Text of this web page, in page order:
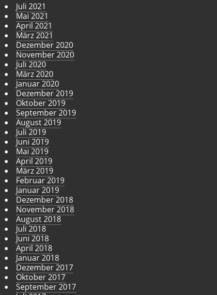
Juli 2021
Mai 2021
April 2021
März 2021
Dezember 2020
November 2020
Juli 2020
März 2020
Januar 2020
Dezember 2019
Oktober 2019
September 2019
August 2019
Juli 2019
Juni 2019
Mai 2019
April 2019
März 2019
Februar 2019
Januar 2019
Dezember 2018
November 2018
August 2018
Juli 2018
Juni 2018
April 2018
Januar 2018
Dezember 2017
Oktober 2017
September 2017